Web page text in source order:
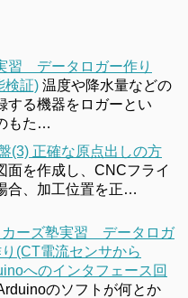
習 データロガー作り
検証) 温度や降水量などの
する機器をロガーとい
もた…
(3) 正確な原点出しの方
面を作成し、CNCフライ
合、加工位置を正…
カーズ塾実習 データロガ
(CT電流センサから
へのインタフェース回
のソフトが何とか